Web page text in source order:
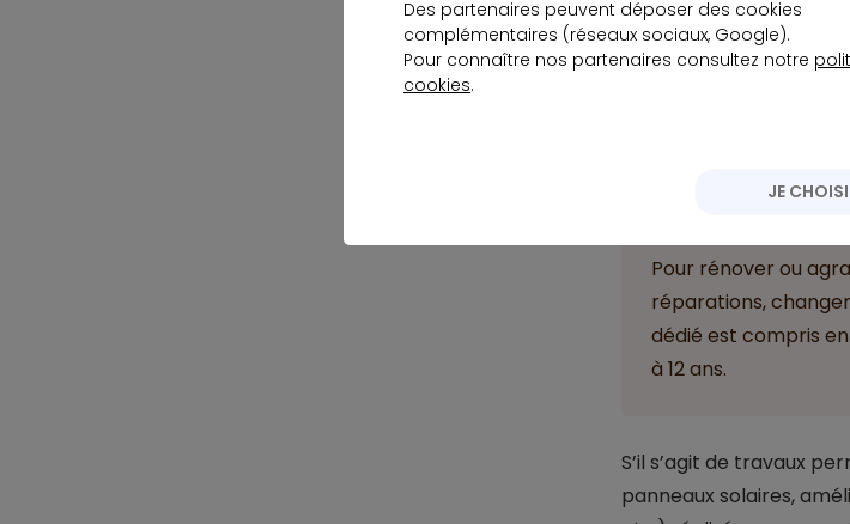
Pour rénover ou
réparations,
dédié est compris
à 12 ans.
S’il s’agit de travaux
panneaux solaires,
Des partenaires peuvent déposer des cookies
complémentaires (réseaux sociaux, Google).
Pour connaître nos partenaires consultez notre
cookies.
JE